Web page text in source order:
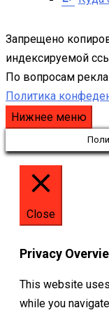
Запрещено
индексируемой
По вопросам
Политика
Нижнее меню
Close
Privacy
This website
while you